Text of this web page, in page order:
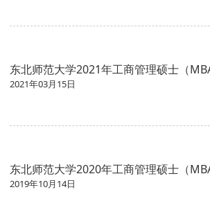
东北师范大学2021年工商管理硕士（
2021年03月15日
东北师范大学2020年工商管理硕士（
2019年10月14日